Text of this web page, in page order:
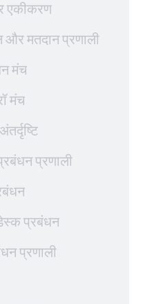
एकीकरण
मतदान प्रणाली
मंच
मंच
प्रणाली
प्रबंधन
प्रणाली